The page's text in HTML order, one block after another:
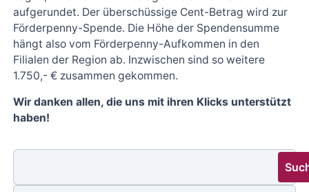
aufgerundet. Der überschüssige Cent-Betrag wird zur
Förderpenny-Spende. Die Höhe der Spendensumme
hängt also vom Förderpenny-Aufkommen in den
Filialen der Region ab. Inzwischen sind so weitere
1.750,- € zusammen gekommen.
Wir danken allen, die uns mit ihren Klicks unterstützt
haben!